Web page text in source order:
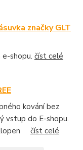
značky GLT
shopu. číst celé
kování bez
vstup do E-shopu.
číst celé